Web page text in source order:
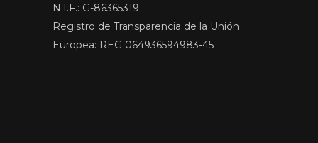
N.I.F.: G-86365319
Registro de Transparencia de la Unión
Europea: REG 064936594983-45